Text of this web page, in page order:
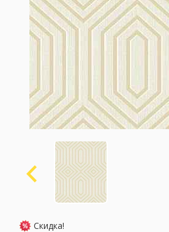
Личный кабинет
(сменить город)
Заказать
Скидка!